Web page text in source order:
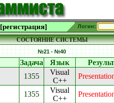
[регистрация] Логин:
СОСТОЯНИЕ СИСТЕМЫ
№21 - №40
Задача Язык
1355
Visual
C++
1355
Visual
C++